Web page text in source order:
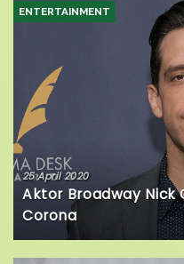
ENTERTAINMENT
25 April 2020
Aktor Broadway Nick
Corona